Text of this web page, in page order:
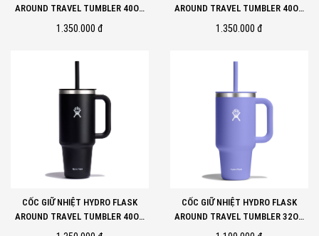
AROUND TRAVEL TUMBLER 40OZ
OAT
1.350.000 đ
AROUND TRAVEL TUMBLER 40OZ
CASCADE
1.350.000 đ
CỐC GIỮ NHIỆT HYDRO FLASK
AROUND TRAVEL TUMBLER 40OZ
BLACK
CỐC GIỮ NHIỆT HYDRO FLASK
AROUND TRAVEL TUMBLER 32OZ
LUPINE